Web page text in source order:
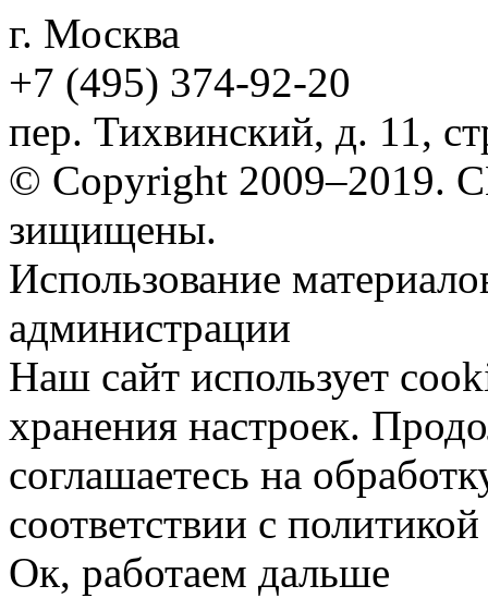
г. Москва
+7 (495) 374-92-20
пер. Тихвинский, д. 11,
© Copyright 2009–2019.
зищищены.
Использование
администрации
Наш сайт использует
хранения настроек.
соглашаетесь на
соответствии с
Ок, работаем дальше